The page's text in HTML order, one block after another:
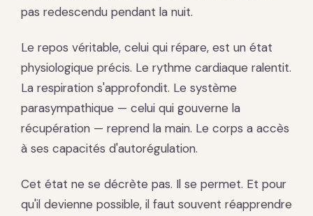
pas redescendu pendant la nuit.
Le repos véritable, celui qui répare, est un état
physiologique précis. Le rythme cardiaque ralentit.
La respiration s'approfondit. Le système
parasympathique — celui qui gouverne la
récupération — reprend la main. Le corps a accès
à ses capacités d'autorégulation.
Cet état ne se décrète pas. Il se permet. Et pour
qu'il devienne possible, il faut souvent réapprendre